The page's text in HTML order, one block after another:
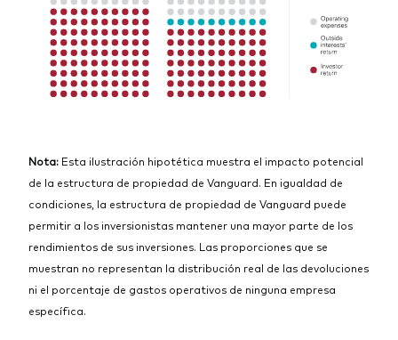
Nota: Esta ilustración hipotética muestra el impacto potencial
de la estructura de propiedad de Vanguard. En igualdad de
condiciones, la estructura de propiedad de Vanguard puede
permitir a los inversionistas mantener una mayor parte de los
rendimientos de sus inversiones. Las proporciones que se
muestran no representan la distribución real de las devoluciones
ni el porcentaje de gastos operativos de ninguna empresa
específica.